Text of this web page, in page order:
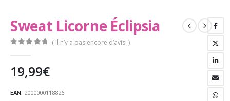
Sweat Licorne Éclipsia
( Il n’y a pas encore d’avis. )
19,99€
EAN: 2000000118826